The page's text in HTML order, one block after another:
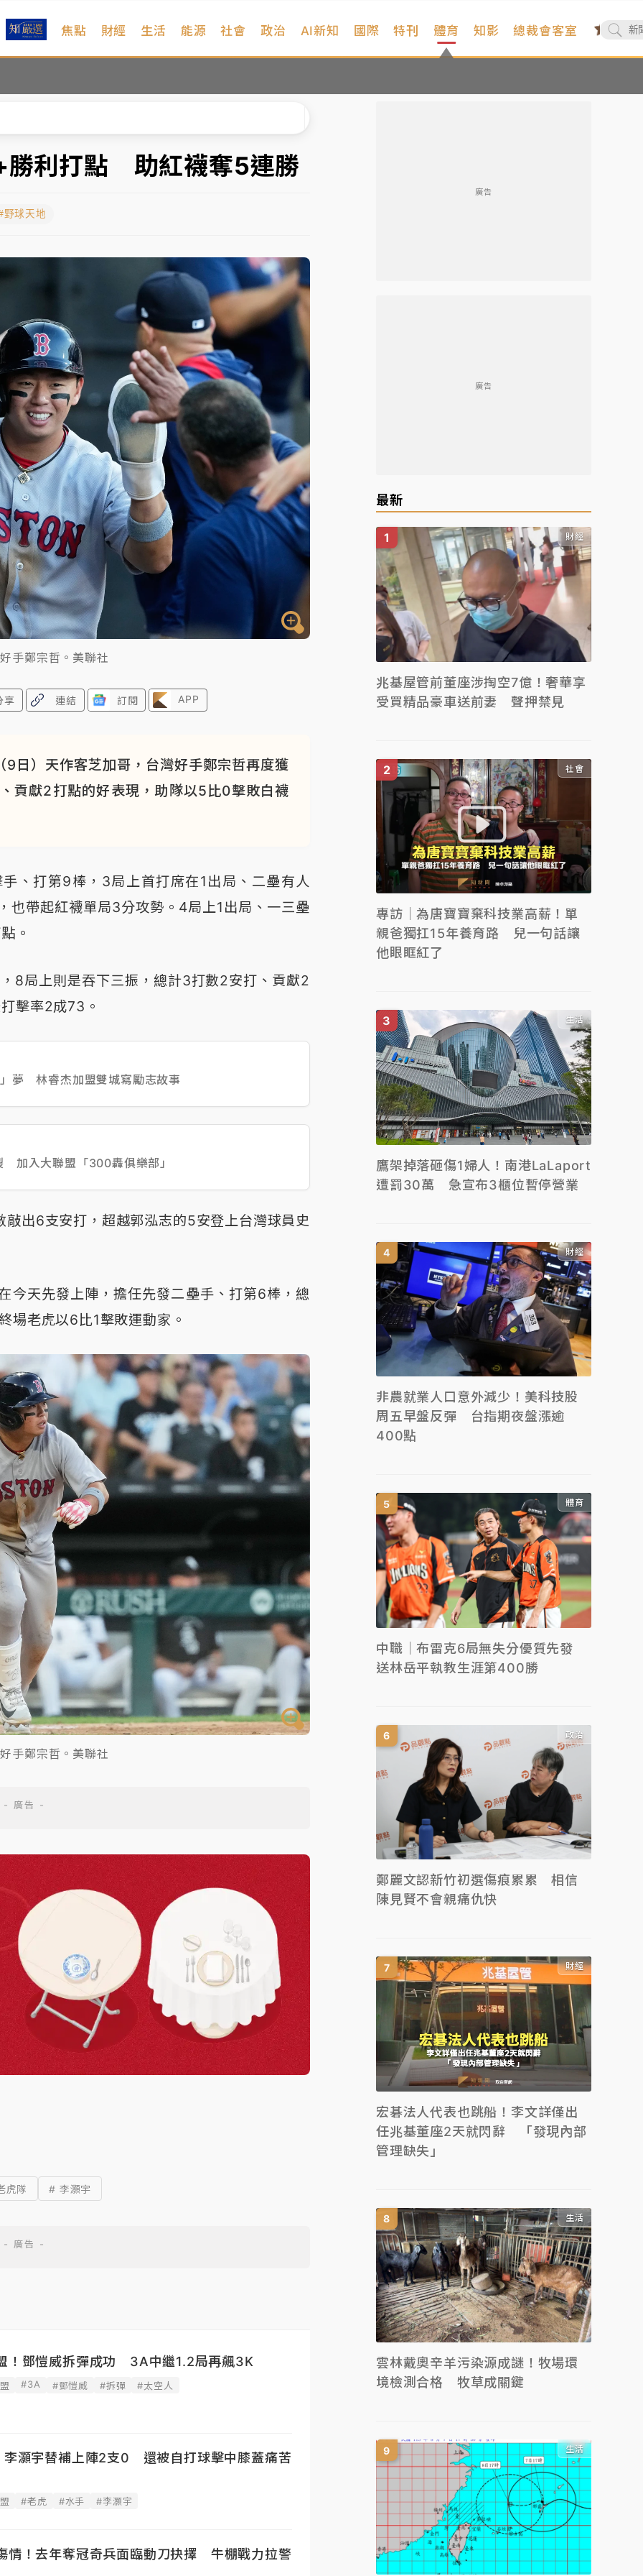
焦點 財經 生活 能源 社會 政治 AI新知 國際 特刊 體育 知影
總裁會客室
度塞車 周六起展出延長至晚上7時
紫」降雨熱區曝
聲請遭駁 理由曝光
度塞車 周六起展出延長至晚上7時
重開羈押庭
紫」降雨熱區曝
勝利打點 助紅襪奪5連勝
野球天地
手鄭宗哲。美聯社
享 連結 訂閱 APP
日）天作客芝加哥，台灣好手鄭宗哲再度獲
貢獻2打點的好表現，助隊以5比0擊敗白襪
、打第9棒，3局上首打席在1出局、二壘有人
也帶起紅襪單局3分攻勢。4局上1出局、一三壘
。
8局上則是吞下三振，總計3打數2安打、貢獻2
擊率2成73。
夢 林睿杰加盟雙城寫勵志故事
加入大聯盟「300轟俱樂部」
出6支安打，超越郭泓志的5安登上台灣球員史
今天先發上陣，擔任先發二壘手、打第6棒，總
場老虎以6比1擊敗運動家。
手鄭宗哲。美聯社
虎隊 # 李灝宇
！鄧愷威拆彈成功 3A中繼1.2局再飆3K
#3A #鄧愷威 #拆彈 #太空人
李灝宇替補上陣2支0 還被自打球擊中膝蓋痛苦
#老虎 #水手 #李灝宇
情！去年奪冠奇兵面臨動刀抉擇 牛棚戰力拉警
廣告
廣告
最新
財經
兆基屋管前董座涉掏空7億！奢華享
受買精品豪車送前妻 聲押禁見
社會
專訪｜為唐寶寶棄科技業高薪！單
親爸獨扛15年養育路 兒一句話讓
他眼眶紅了
生活
鷹架掉落砸傷1婦人！南港LaLaport
遭罰30萬 急宣布3櫃位暫停營業
財經
非農就業人口意外減少！美科技股
周五早盤反彈 台指期夜盤漲逾
400點
體育
中職｜布雷克6局無失分優質先發
送林岳平執教生涯第400勝
政治
鄭麗文認新竹初選傷痕累累 相信
陳見賢不會親痛仇快
財經
宏碁法人代表也跳船！李文詳僅出
任兆基董座2天就閃辭 「發現內部
管理缺失」
生活
雲林戴奧辛羊污染源成謎！牧場環
境檢測合格 牧草成關鍵
生活